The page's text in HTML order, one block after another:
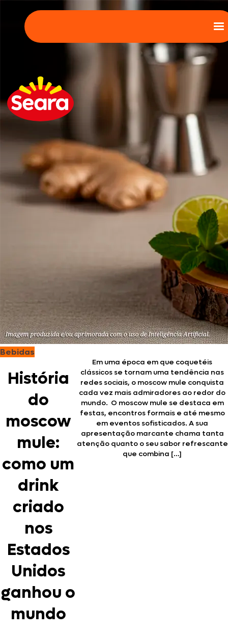
Bebidas
História
do
moscow
mule:
como um
drink
criado
nos
Estados
Unidos
ganhou o
mundo
Em uma época em que coquetéis
clássicos se tornam uma tendência nas
redes sociais, o moscow mule conquista
cada vez mais admiradores ao redor do
mundo. O moscow mule se destaca em
festas, encontros formais e até mesmo
em eventos sofisticados. A sua
apresentação marcante chama tanta
atenção quanto o seu sabor refrescante
que combina […]